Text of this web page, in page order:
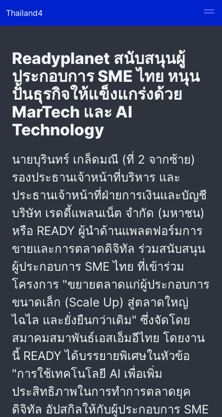
Thailand4
Readyplanet สนับสนุนผู้
ประกอบการ SME ไทย หนุน
ปั้นธุรกิจให้แข็งแกร่งด้วย
MarTech และ AI
Technology
นายบุรินทร์ เกล็ดมณี (ที่ 2 จากซ้าย)
รองประธานเจ้าหน้าที่บริหาร และ
ประธานเจ้าหน้าที่ฝ่ายการเงินและบัญชี
บริษัท เรดดี้แพลนเน็ต จำกัด (มหาชน)
หรือ READY ผู้นำด้านแพลตฟอร์มการ
ขายและการตลาดดิจิทัล ร่วมสนับสนุน
ผู้ประกอบการ SME ไทย ที่เข้าร่วม
โครงการ "ขยายตลาดแก่ผู้ประกอบการ
ขนาดเล็ก (Scale Up) สู่ตลาดใหญ่
ไฉไล และยั่งยืนกว่าเดิม" ซึ่งจัดโดย
สมาคมสมาพันธ์เอสเอ็มอีไทย โดยงาน
นี้ READY ได้บรรยายพิเศษในหัวข้อ
"การใช้เทคโนโลยี AI เพื่อเพิ่ม
ประสิทธิภาพในการทำการตลาดยุค
ดิจิทัล อัปสกิลให้กับผู้ประกอบการ SME